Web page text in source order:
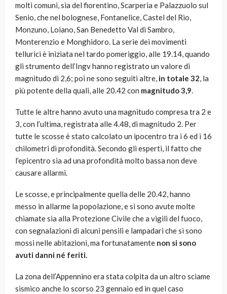
molti comuni, sia del fiorentino, Scarperia e Palazzuolo sul
Senio, che nel bolognese, Fontanelice, Castel del Rio,
Monzuno, Loiano, San Benedetto Val di Sambro,
Monterenzio e Monghidoro. La serie dei movimenti
tellurici è iniziata nel tardo pomeriggio, alle 19.14, quando
gli strumento dell’Ingv hanno registrato un valore di
magnitudo di 2,6; poi ne sono seguiti altre, in totale 32, la
più potente della quali, alle 20.42 con magnitudo 3,9.
Tutte le altre hanno avuto una magnitudo compresa tra 2 e
3, con l’ultima, registrata alle 4.48, di magnitudo 2. Per
tutte le scosse è stato calcolato un ipocentro tra i 6 ed i 16
chilometri di profondità. Secondo gli esperti, il fatto che
l’epicentro sia ad una profondità molto bassa non deve
causare allarmi.
Le scosse, e principalmente quella delle 20.42, hanno
messo in allarme la popolazione, e si sono avute molte
chiamate sia alla Protezione Civile che a vigili del fuoco,
con segnalazioni di alcuni pensili e lampadari che si sono
mossi nelle abitazioni, ma fortunatamente non si sono
avuti danni né feriti.
La zona dell’Appennino era stata colpita da un altro sciame
sismico anche lo scorso 23 gennaio ed in quel caso